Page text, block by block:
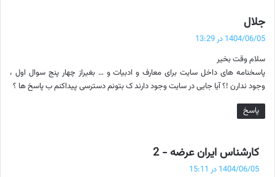
جلال
ف
:
1404/06/05 در 13:29
سلام وقت بخیر
پاسخنامه های داخل سایت برای معارف و ادبیات و … بغیراز چهار پنج سوال اول ،
وجود ندارن !؟ آیا جایی در سایت وجود دارند ک بتونم دسترسی پیداکنم ب پاسخ ها ؟
پاسخ
کارشناس ایران عرضه - 2
1404/06/05 در 15:11